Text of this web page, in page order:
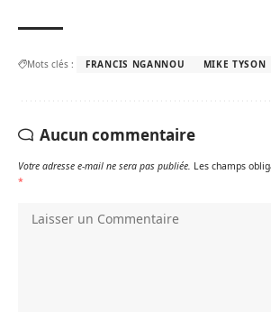
Mots clés : FRANCIS NGANNOU MIKE TYSON
Aucun commentaire
Votre adresse e-mail ne sera pas publiée. Les champs
*